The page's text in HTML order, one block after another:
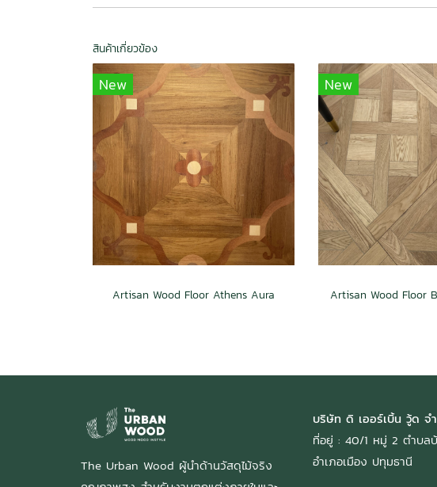
สินค้าเกี่ยวข้อง
New
Artisan Wood Floor Athens Aura
New
The Urban Wood ผู้นำด้านวัสดุไม้จริง
บริษัท ดิ เออร์เบิ้น วู้ด จ
ที่อยู่ : 40/1 หมู่ 2 ตำบล
อำเภอเมือง ปทุมธานี